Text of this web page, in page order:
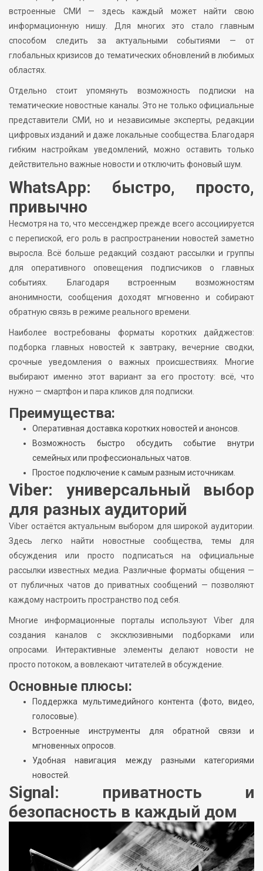
встроенные СМИ — здесь каждый может найти свою
информационную нишу. Для многих это стало главным
способом следить за актуальными событиями — от
глобальных кризисов до тематических обновлений в любимых
областях.
Отдельно стоит упомянуть возможность подписки на
тематические новостные каналы. Это не только официальные
представители СМИ, но и независимые эксперты, редакции
цифровых изданий и даже локальные сообщества. Благодаря
гибким настройкам уведомлений, можно оставить только
действительно важные новости и отключить фоновый шум.
WhatsApp: быстро, просто,
привычно
Несмотря на то, что мессенджер прежде всего ассоциируется
с перепиской, его роль в распространении новостей заметно
выросла. Всё больше редакций создают рассылки и группы
для оперативного оповещения подписчиков о главных
событиях. Благодаря встроенным возможностям
анонимности, сообщения доходят мгновенно и собирают
обратную связь в режиме реального времени.
Наиболее востребованы форматы коротких дайджестов:
подборка главных новостей к завтраку, вечерние сводки,
срочные уведомления о важных происшествиях. Многие
выбирают именно этот вариант за его простоту: всё, что
нужно — смартфон и пара кликов для подписки.
Преимущества:
Оперативная доставка коротких новостей и анонсов.
Возможность быстро обсудить событие внутри
семейных или профессиональных чатов.
Простое подключение к самым разным источникам.
Viber: универсальный выбор
для разных аудиторий
Viber остаётся актуальным выбором для широкой аудитории.
Здесь легко найти новостные сообщества, темы для
обсуждения или просто подписаться на официальные
рассылки известных медиа. Различные форматы общения —
от публичных чатов до приватных сообщений — позволяют
каждому настроить пространство под себя.
Многие информационные порталы используют Viber для
создания каналов с эксклюзивными подборками или
опросами. Интерактивные элементы делают новости не
просто потоком, а вовлекают читателей в обсуждение.
Основные плюсы:
Поддержка мультимедийного контента (фото, видео,
голосовые).
Встроенные инструменты для обратной связи и
мгновенных опросов.
Удобная навигация между разными категориями
новостей.
Signal: приватность и
безопасность в каждый дом